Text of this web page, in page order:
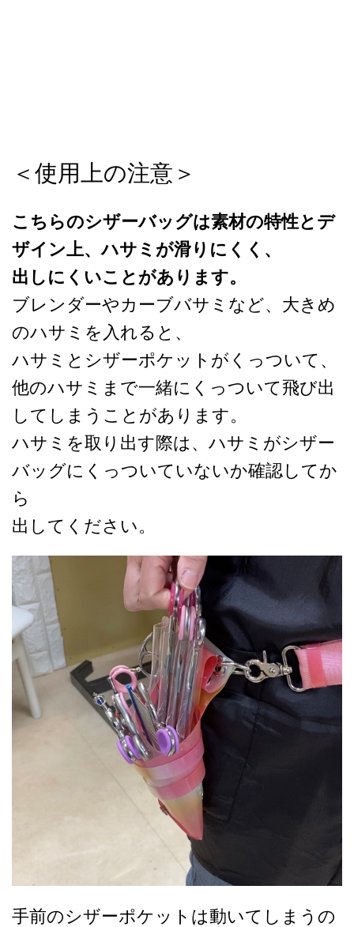
＜使用上の注意＞
こちらのシザーバッグは素材の特性とデ
ザイン上、ハサミが滑りにくく、
出しにくいことがあります。
ブレンダーやカーブバサミなど、大きめ
のハサミを入れると、
ハサミとシザーポケットがくっついて、
他のハサミまで一緒にくっついて飛び出
してしまうことがあります。
ハサミを取り出す際は、ハサミがシザー
バッグにくっついていないか確認してか
ら
出してください。
手前のシザーポケットは動いてしまうの